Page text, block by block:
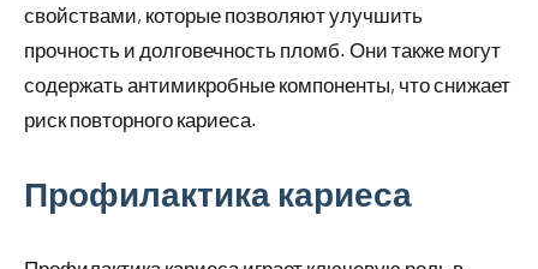
свойствами, которые позволяют улучшить
прочность и долговечность пломб. Они также могут
содержать антимикробные компоненты, что снижает
риск повторного кариеса.
Профилактика кариеса